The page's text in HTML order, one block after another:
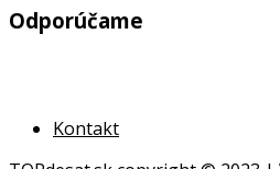
Odporúčame
Kontakt